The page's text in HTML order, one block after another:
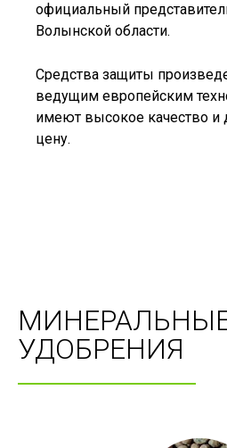
официальный
Волынской области.
Средства защиты
ведущим европейским
имеют высокое качество и
цену.
УДОБРЕНИЯ